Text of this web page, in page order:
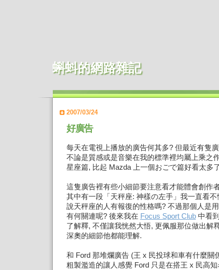
蝌蚪的網路雜記
2007/03/24
好廣告
每天在電視上播放的廣告何其多? 但最近有隻
不論是質感或是音樂在我的標準裡均屬上乘之
星座篇, 比起 Mazda 上一個おごで篇好看太多
這隻廣告裡有些小細節要注意看才能體會創作
其中有一段「天秤座: 神樣の左手」我一直看
說天秤座的人有報復的性格嗎? 不過那個人是
有何關連呢? 後來我在 Focus Sport Club中看
了解釋, 不僅讓我恍然大悟, 更佩服那位做出解
深奧的細節他都能理解.
和 Ford 那堆爛廣告 (王 x 民投球和車有什麼關
粗製濫造的讓人感覺 Ford 只是在搭王 x 民高